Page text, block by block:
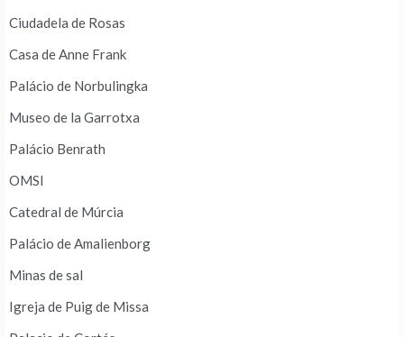
Ciudadela de Rosas
Casa de Anne Frank
Palácio de Norbulingka
Museo de la Garrotxa
Palácio Benrath
OMSI
Catedral de Múrcia
Palácio de Amalienborg
Minas de sal
Igreja de Puig de Missa